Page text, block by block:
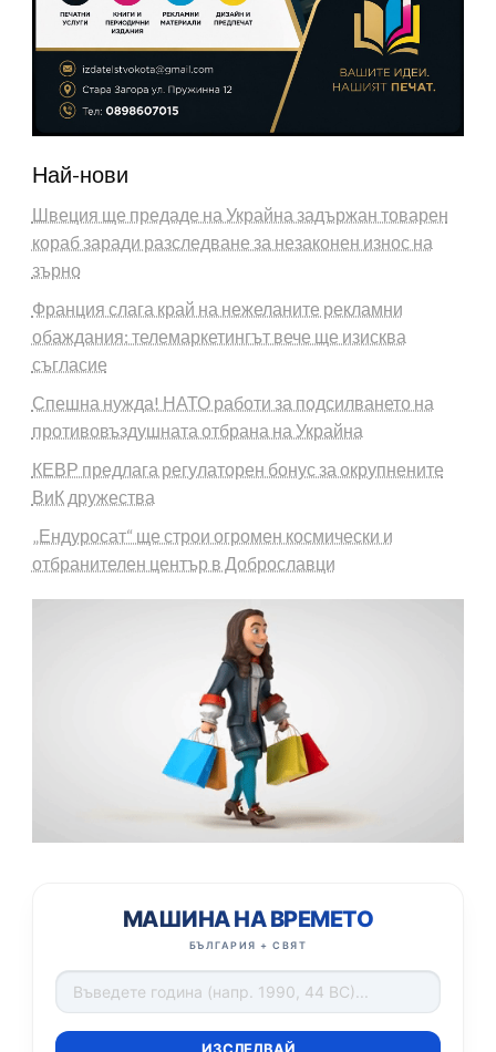
Най-нови
Швеция ще предаде на Украйна задържан товарен
кораб заради разследване за незаконен износ на
зърно
Франция слага край на нежеланите рекламни
обаждания: телемаркетингът вече ще изисква
съгласие
Спешна нужда! НАТО работи за подсилването на
противовъздушната отбрана на Украйна
КЕВР предлага регулаторен бонус за окрупнените
ВиК дружества
„Ендуросат“ ще строи огромен космически и
отбранителен център в Доброславци
МАШИНА НА ВРЕМЕТО
БЪЛГАРИЯ + СВЯТ